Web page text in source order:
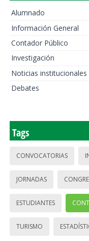
Alumnado
Información General
Contador Público
Investigación
Noticias institucionales
Debates
Tags
CONVOCATORIAS
JORNADAS
ESTUDIANTES
TURISMO